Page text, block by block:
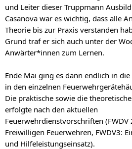
und Leiter dieser Truppmann
Casanova war es wichtig, dass alle
Theorie bis zur Praxis verstanden
Grund traf er sich auch unter der
Anwärter*innen zum Lernen.
Ende Mai ging es dann endlich in die
in den einzelnen
Die praktische sowie die
erfolgte nach den aktuellen
Feuerwehrdienstvorschriften
Freiwilligen Feuerwehren, FWDV3:
und Hilfeleistungseinsatz).